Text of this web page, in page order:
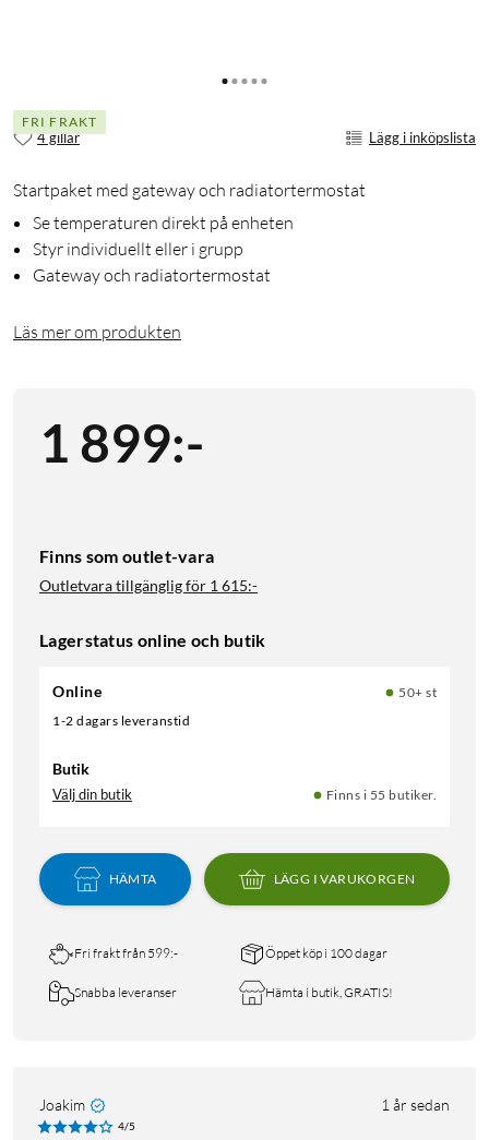
FRI FRAKT
4 gillar Lägg i inköpslista
Startpaket med gateway och radiatortermostat
Se temperaturen direkt på enheten
Styr individuellt eller i grupp
Gateway och radiatortermostat
Läs mer om produkten
1 899:-
Finns som outlet-vara
Outletvara tillgänglig för 1 615:-
Lagerstatus online och butik
Online
50+ st
1-2 dagars leveranstid
Butik
Välj din butik Finns i 55 butiker.
HÄMTA LÄGG I VARUKORGEN
Fri frakt från 599:- Öppet köp i 100 dagar
Snabba leveranser Hämta i butik, GRATIS!
Joakim 1 år sedan
4/5